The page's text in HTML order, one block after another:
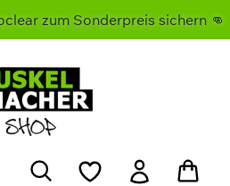
zum Sonderpreis sichern 👊